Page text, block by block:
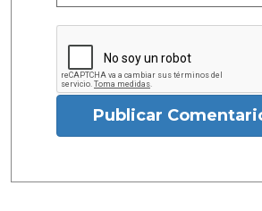
Publicar